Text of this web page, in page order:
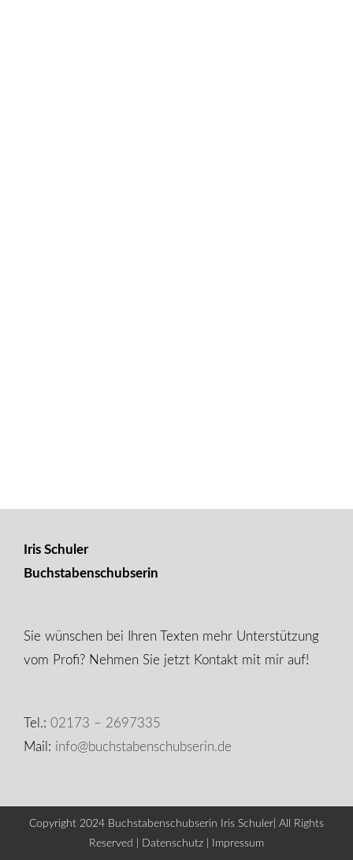
Iris Schuler
Buchstabenschubserin
Sie wünschen bei Ihren Texten mehr Unterstützung
vom Profi? Nehmen Sie jetzt Kontakt mit mir auf!
Tel.: 02173 – 2697335
Mail: info@buchstabenschubserin.de
Copyright 2024 Buchstabenschubserin Iris Schuler| All Rights
Reserved |
Datenschutz Impressum